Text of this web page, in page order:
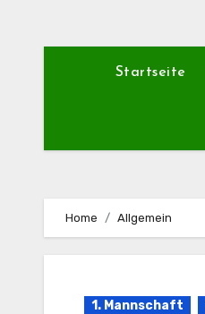
Startseite
Home Allgemein
1. Mannschaft